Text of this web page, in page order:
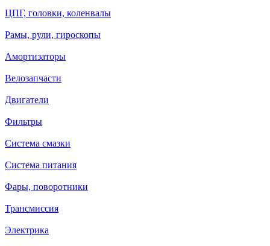
ЦПГ, головки, коленвалы
Рамы, рули, гироскопы
Амортизаторы
Велозапчасти
Двигатели
Фильтры
Система смазки
Система питания
Фары, поворотники
Трансмиссия
Электрика